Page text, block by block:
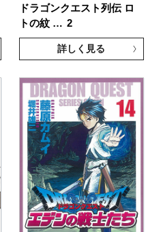
ドラゴンクエスト列伝 ロ
トの紋 … 2
詳しく見る